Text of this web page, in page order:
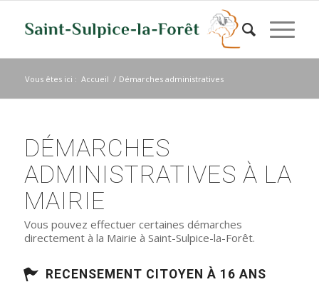
Vous êtes ici : Accueil / Démarches administratives
DÉMARCHES
ADMINISTRATIVES À LA
MAIRIE
Vous pouvez effectuer certaines démarches
directement à la Mairie à Saint-Sulpice-la-Forêt.
RECENSEMENT CITOYEN À 16 ANS